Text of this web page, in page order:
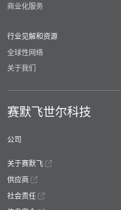
商业化服务
行业见解和资源
全球性网络
关于我们
赛默飞世尔科技
公司
关于赛默飞
供应商
社会责任